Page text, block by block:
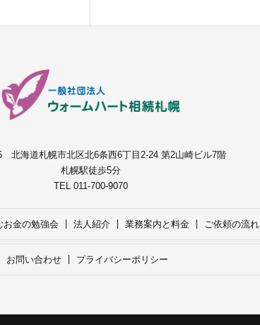
北海道札幌市北区北6条西6丁目2-24 第2山崎ビル7階
札幌駅徒歩5分
TEL 011-700-9070
お金の勉強会 法人紹介 業務案内と料金 ご依頼の流れ
お問い合わせ プライバシーポリシー